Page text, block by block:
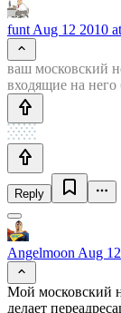
funt Aug 12 2010
ваш московский
входящие на
Reply
Angelmoon Aug
Мой московский
делает